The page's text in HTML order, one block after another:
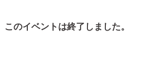
このイベントは終了しました。